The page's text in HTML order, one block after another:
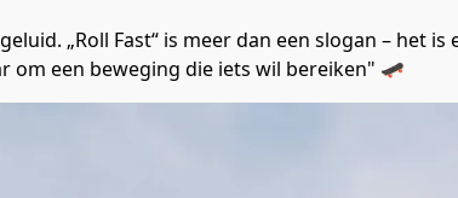
„Roll Fast“ is meer dan een slogan – het
om een beweging die iets wil bereiken" 🛹